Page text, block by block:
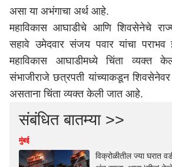
असा या अभंगाचा अर्थ आहे.
महाविकास आघाडीचे आणि शिवसेनेचे
सहावे उमेदवार संजय पवार यांचा पराभव
महाविकास आघाडीमध्ये चिंता
संभाजीराजे छत्रपती यांच्याकडून
असताना चिंता व्यक्त केली जात आहे.
संबंधित बातम्या >>
मुंबई
विक्रोळीतील ज्या घरात